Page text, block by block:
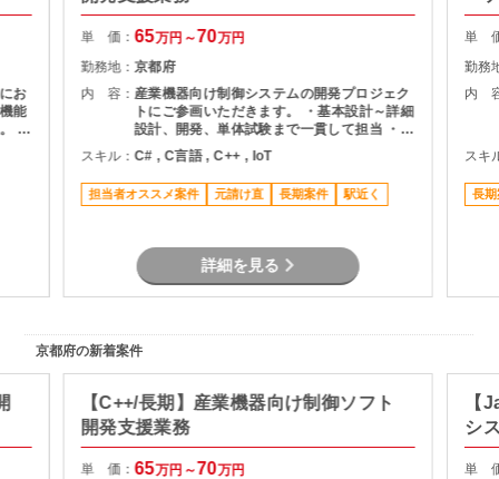
お
能
具
単 価：65万円～70万円
勤務地： 京都府
内 容： 産業機器向け制御システムの開発プロジェク
トにご参画いただきます。 ・基本設計～詳細
設計、開発、単体試験まで一貫して担当 ・
C++を用いた制御アプリケーションの実装 ・
通信制御機能の開発 ・マルチスレッド環境で
のプログラム開発 ・長期参画を前提とした開
発案件
スキル：C# , C言語 , C++ , IoT
担当者オススメ案件 元請け直 長期案件 駅近く
詳細を見る
単
勤務
内
スキ
長期
京都府の新着案件
【C++/長期】産業機器向け制御ソフト
開発支援業務
単 価：65万円～70万円
【
シ
単